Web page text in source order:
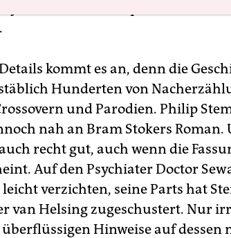
kommt es an, denn die
Hunderten von
und Parodien. Philip
nah an Bram Stokers Roman.
recht gut, auch wenn die
Auf den Psychiater Doctor
verzichten, seine Parts hat
van Helsing zugeschustert. Nur
Hinweise auf dessen